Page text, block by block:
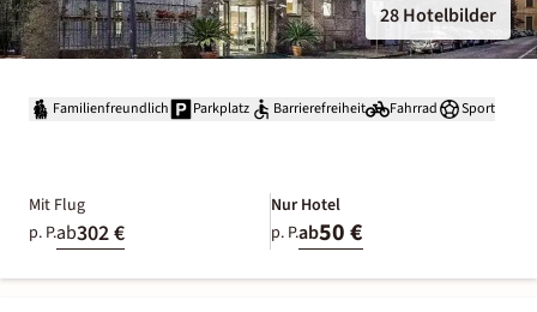
28 Hotelbilder
Familienfreundlich Parkplatz Barrierefreiheit Fahrrad Sport
Mit Flug
p. P.ab302 €
Nur Hotel
p. P.ab50 €